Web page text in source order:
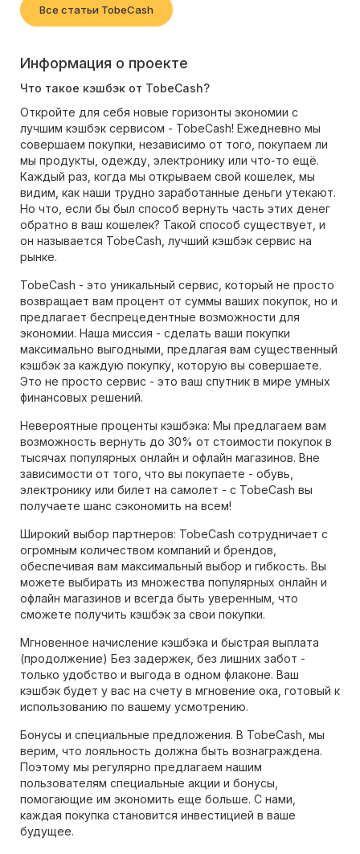
Все статьи TobeCash
Информация о проекте
Что такое кэшбэк от TobeCash?
Откройте для себя новые горизонты экономии с
лучшим кэшбэк сервисом - TobeCash! Ежедневно мы
совершаем покупки, независимо от того, покупаем ли
мы продукты, одежду, электронику или что-то ещё.
Каждый раз, когда мы открываем свой кошелек, мы
видим, как наши трудно заработанные деньги утекают.
Но что, если бы был способ вернуть часть этих денег
обратно в ваш кошелек? Такой способ существует, и
он называется TobeCash, лучший кэшбэк сервис на
рынке.
TobeCash - это уникальный сервис, который не просто
возвращает вам процент от суммы ваших покупок, но и
предлагает беспрецедентные возможности для
экономии. Наша миссия - сделать ваши покупки
максимально выгодными, предлагая вам существенный
кэшбэк за каждую покупку, которую вы совершаете.
Это не просто сервис - это ваш спутник в мире умных
финансовых решений.
Невероятные проценты кэшбэка: Мы предлагаем вам
возможность вернуть до 30% от стоимости покупок в
тысячах популярных онлайн и офлайн магазинов. Вне
зависимости от того, что вы покупаете - обувь,
электронику или билет на самолет - с TobeCash вы
получаете шанс сэкономить на всем!
Широкий выбор партнеров: TobeCash сотрудничает с
огромным количеством компаний и брендов,
обеспечивая вам максимальный выбор и гибкость. Вы
можете выбирать из множества популярных онлайн и
офлайн магазинов и всегда быть уверенным, что
сможете получить кэшбэк за свои покупки.
Мгновенное начисление кэшбэка и быстрая выплата
(продолжение) Без задержек, без лишних забот -
только удобство и выгода в одном флаконе. Ваш
кэшбэк будет у вас на счету в мгновение ока, готовый к
использованию по вашему усмотрению.
Бонусы и специальные предложения. В TobeCash, мы
верим, что лояльность должна быть вознаграждена.
Поэтому мы регулярно предлагаем нашим
пользователям специальные акции и бонусы,
помогающие им экономить еще больше. С нами,
каждая покупка становится инвестицией в ваше
будущее.